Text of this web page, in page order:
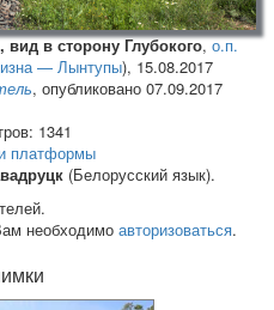
в сторону Глубокого,о.п.
— Лынтупы), 15.08.2017
, опубликовано 07.09.2017
1341
платформы
(Белорусский язык).
необходимо авторизоваться.